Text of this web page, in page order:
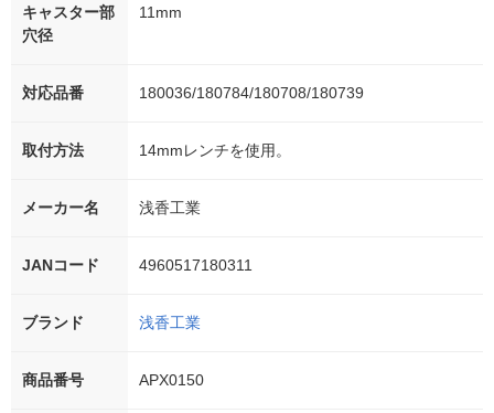
キャスター部
穴径
11mm
対応品番 180036/180784/180708/180739
取付方法 14mmレンチを使用。
メーカー名 浅香工業
JANコード 4960517180311
ブランド 浅香工業
商品番号 APX0150